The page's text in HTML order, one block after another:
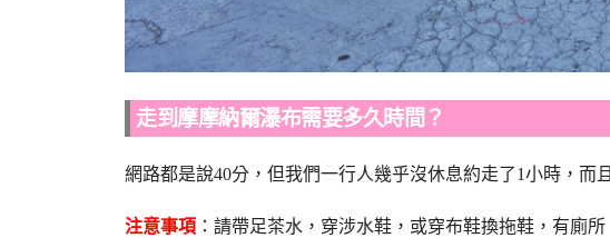
走到摩摩納爾瀑布需要多久時間？
網路都是說40分，但我們一行人幾乎沒休息約走了1小時，而
注意事項 ：請帶足茶水，穿涉水鞋，或穿布鞋換拖鞋，有廁